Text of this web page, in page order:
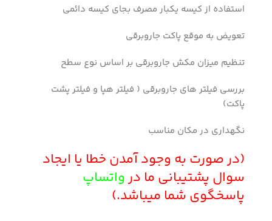
استفاده از کیسه یکبار مصرف بجای کیسه دائمی
تعویض به موقع پاکت جاروبرقی
تنظیم میزان مکش جاروبرقی بر اساس نوع سطح
بررسی فیلتر های جاروبرقی ( فیلتر هپا و فیلتر پشت
پاکت)
نگهداری در مکان مناسب
(در صورت به وجود آمدن خطا یا ایجاد
سوال پشتیبانی ما درواتساپ
پاسخگوی شما میباشد.)